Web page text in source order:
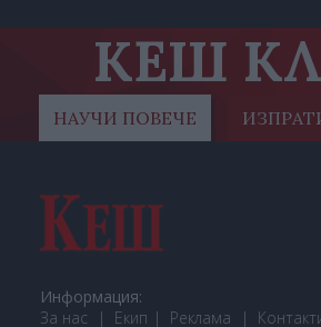
КЕШ
НАУЧИ ПОВЕЧЕ
Информация:
За нас
Екип Реклама